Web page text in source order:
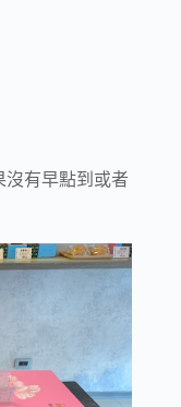
沒有早點到或者